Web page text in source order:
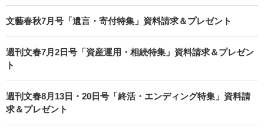
文藝春秋7月号「遺言・寄付特集」資料請求＆プレゼント
週刊文春7月2日号「資産運用・相続特集」資料請求＆プレゼン
ト
週刊文春8月13日・20日号「終活・エンディング特集」資料請
求＆プレゼント